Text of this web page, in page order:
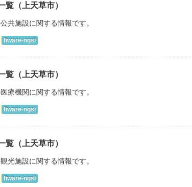
覧（上天草市）
共施設に関する情報です。
fiware-ngsi
覧（上天草市）
療機関に関する情報です。
fiware-ngsi
覧（上天草市）
光施設に関する情報です。
fiware-ngsi